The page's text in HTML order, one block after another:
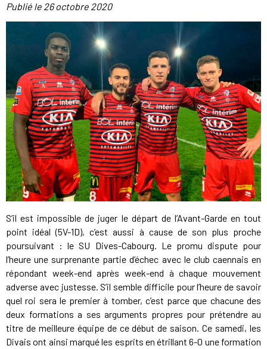
Publié le 26 octobre 2020
S’il est impossible de juger le départ de l’Avant-Garde en tout
point idéal (5V-1D), c’est aussi à cause de son plus proche
poursuivant : le SU Dives-Cabourg. Le promu dispute pour
l’heure une surprenante partie d’échec avec le club caennais en
répondant week-end après week-end à chaque mouvement
adverse avec justesse. S’il semble difficile pour l’heure de savoir
quel roi sera le premier à tomber, c’est parce que chacune des
deux formations a ses arguments propres pour prétendre au
titre de meilleure équipe de ce début de saison. Ce samedi, les
Divais ont ainsi marqué les esprits en étrillant 6-0 une formation